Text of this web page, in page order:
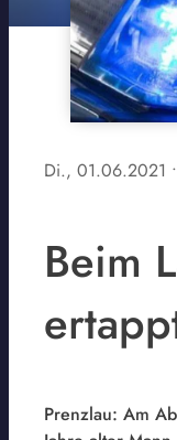
Di., 01.06.2021
Beim
Prenzlau: Am